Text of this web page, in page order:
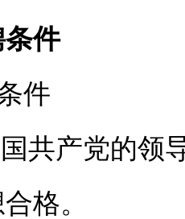
条件
件
产党的领导
格。